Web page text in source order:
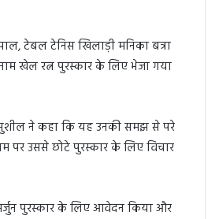
टेबल टेनिस खिलाड़ी मनिका बत्रा
खेल रत्न पुरस्कार के लिए भेजा गया
ने कहा कि यह उनकी समझ से परे
पर उससे छोटे पुरस्कार के लिए विचार
पुरस्कार के लिए आवेदन किया और